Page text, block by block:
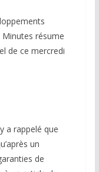
Minutes résume
de ce mercredi
a rappelé que
un
de